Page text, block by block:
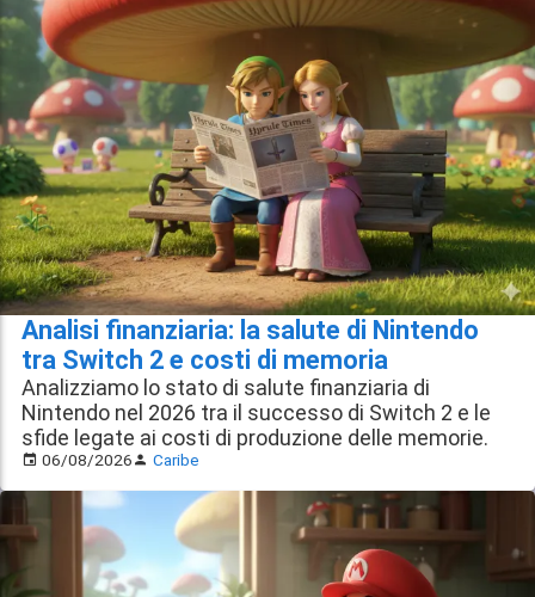
Analisi finanziaria: la salute di Nintendo
tra Switch 2 e costi di memoria
Analizziamo lo stato di salute finanziaria di
Nintendo nel 2026 tra il successo di Switch 2 e le
sfide legate ai costi di produzione delle memorie.
06/08/2026 Caribe